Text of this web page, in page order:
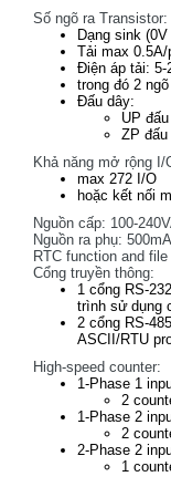
Số ngõ ra Transistor:
Dạng sink (0V
Tải max 0.5A/
Điện áp tải: 5-
trong đó 2
Đấu dây:
UP
ZP
Khả năng mở rộng I/
max 272 I/O
hoặc kết nối
Nguồn cấp: 100-
Nguồn ra phụ:
RTC function and
Cổng truyền thông:
1 cổng RS-
trình sử dụng
2 cổng RS-
ASCII/RTU
High-speed counter:
1-Phase 1
2
1-Phase 2
2
2-Phase 2
1